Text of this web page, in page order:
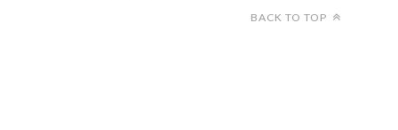
BACK TO TOP